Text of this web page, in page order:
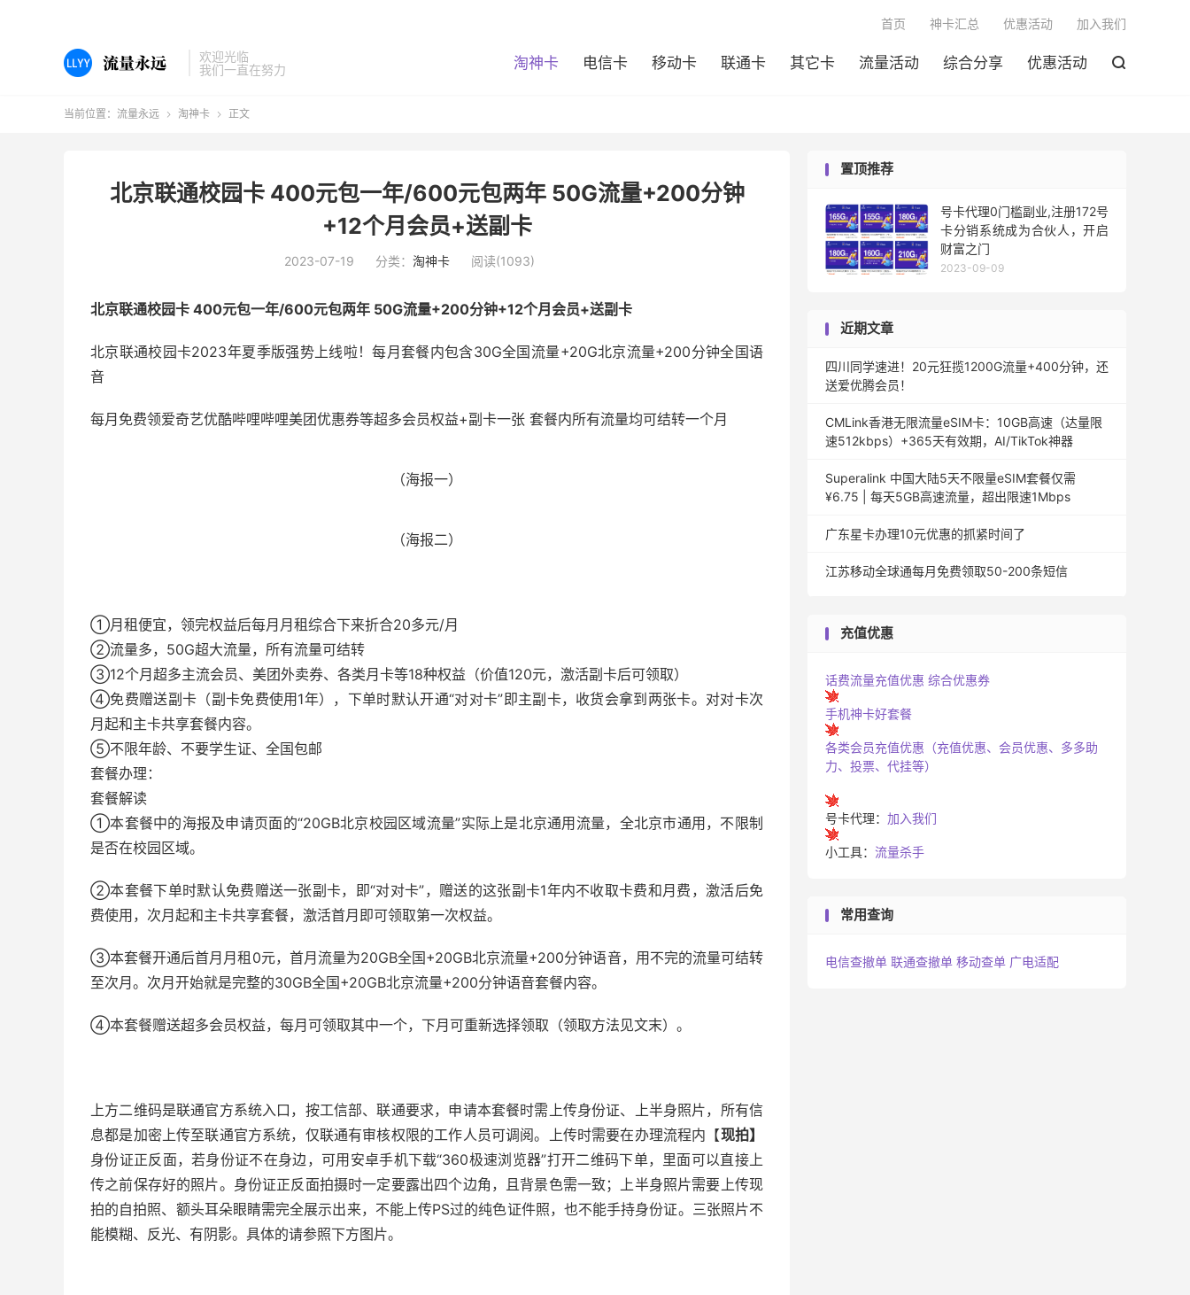
欢迎光临
我们一直在努力
淘神卡 电信卡 移动卡 联通卡 其它卡 流量活动 综合分享 优惠活动 
首页 神卡汇总 优惠活动 加入我们
当前位置： 流量永远  淘神卡  正文
北京联通校园卡 400元包一年/600元包两年 50G流量+200分钟
+12个月会员+送副卡
2023-07-19 分类： 淘神卡 阅读(1093)
北京联通校园卡 400元包一年/600元包两年 50G流量+200分钟+12个月会员+送副卡
北京联通校园卡2023年夏季版强势上线啦！每月套餐内包含30G全国流量+20G北京流量+200分钟全国语
音
每月免费领爱奇艺优酷哔哩哔哩美团优惠券等超多会员权益+副卡一张 套餐内所有流量均可结转一个月
（海报一）
（海报二）
①月租便宜，领完权益后每月月租综合下来折合20多元/月
②流量多，50G超大流量，所有流量可结转
③12个月超多主流会员、美团外卖券、各类月卡等18种权益（价值120元，激活副卡后可领取）
④免费赠送副卡（副卡免费使用1年），下单时默认开通“对对卡”即主副卡，收货会拿到两张卡。对对卡次
月起和主卡共享套餐内容。
⑤不限年龄、不要学生证、全国包邮
套餐办理：
套餐解读
①本套餐中的海报及申请页面的“20GB北京校园区域流量”实际上是北京通用流量，全北京市通用，不限制
是否在校园区域。
②本套餐下单时默认免费赠送一张副卡，即“对对卡”，赠送的这张副卡1年内不收取卡费和月费，激活后免
费使用，次月起和主卡共享套餐，激活首月即可领取第一次权益。
③本套餐开通后首月月租0元，首月流量为20GB全国+20GB北京流量+200分钟语音，用不完的流量可结转
至次月。次月开始就是完整的30GB全国+20GB北京流量+200分钟语音套餐内容。
④本套餐赠送超多会员权益，每月可领取其中一个，下月可重新选择领取（领取方法见文末）。
上方二维码是联通官方系统入口，按工信部、联通要求，申请本套餐时需上传身份证、上半身照片，所有信
息都是加密上传至联通官方系统，仅联通有审核权限的工作人员可调阅。上传时需要在办理流程内【现拍】
身份证正反面，若身份证不在身边，可用安卓手机下载“360极速浏览器”打开二维码下单，里面可以直接上
传之前保存好的照片。身份证正反面拍摄时一定要露出四个边角，且背景色需一致；上半身照片需要上传现
拍的自拍照、额头耳朵眼睛需完全展示出来，不能上传PS过的纯色证件照，也不能手持身份证。三张照片不
能模糊、反光、有阴影。具体的请参照下方图片。
置顶推荐
号卡代理0门槛副业,注册172号
卡分销系统成为合伙人，开启
财富之门
2023-09-09
近期文章
四川同学速进！20元狂揽1200G流量+400分钟，还
送爱优腾会员！
CMLink香港无限流量eSIM卡：10GB高速（达量限
速512kbps）+365天有效期，AI/TikTok神器
Superalink 中国大陆5天不限量eSIM套餐仅需
¥6.75 | 每天5GB高速流量，超出限速1Mbps
广东星卡办理10元优惠的抓紧时间了
江苏移动全球通每月免费领取50-200条短信
充值优惠
话费流量充值优惠 综合优惠券
手机神卡好套餐
各类会员充值优惠（充值优惠、会员优惠、多多助
力、投票、代挂等）
号卡代理： 加入我们
小工具： 流量杀手
常用查询
电信查撤单 联通查撤单 移动查单 广电适配